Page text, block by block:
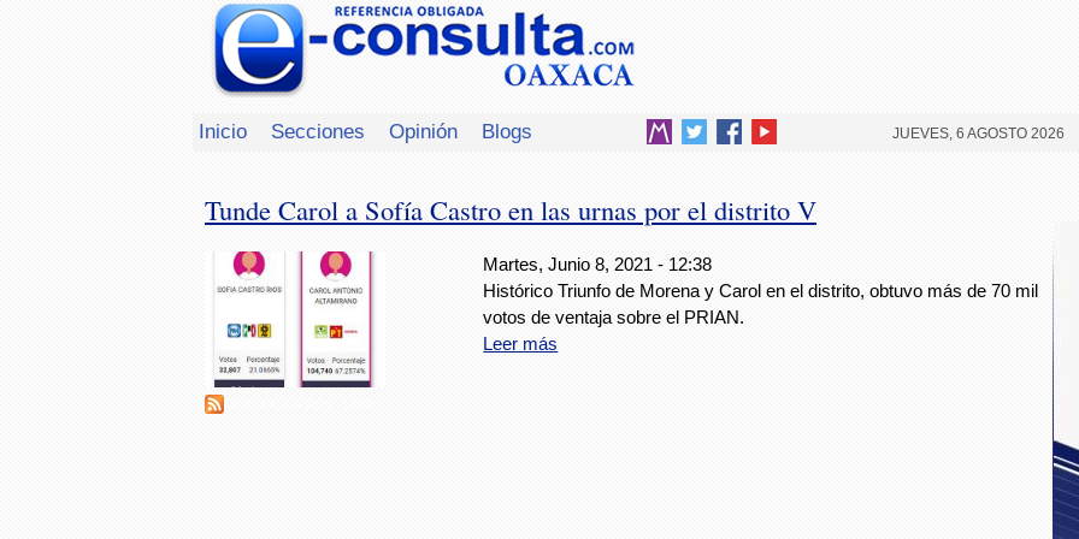
Inicio Secciones Opinión Blogs JUEVES, 6 AGOSTO 2026
Tunde Carol a Sofía Castro en las urnas por el distrito V
Martes, Junio 8, 2021 - 12:38
Histórico Triunfo de Morena y Carol en el distrito, obtuvo más de 70 mil
votos de ventaja sobre el PRIAN.
Leer más